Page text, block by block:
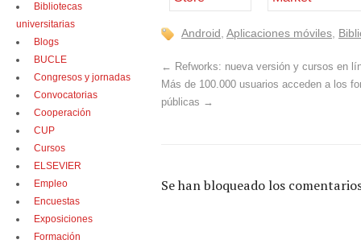
Android, Aplicaciones móviles,
← Refworks: nueva versión y cursos en
Más de 100.000 usuarios acceden a los
públicas →
Se han bloqueado los
Bibliotecas
universitarias
Blogs
BUCLE
Congresos y jornadas
Convocatorias
Cooperación
CUP
Cursos
ELSEVIER
Empleo
Encuestas
Exposiciones
Formación